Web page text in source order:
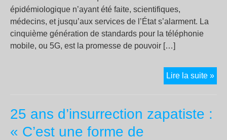
épidémiologique n’ayant été faite, scientifiques,
médecins, et jusqu’aux services de l’État s’alarment. La
cinquième génération de standards pour la téléphonie
mobile, ou 5G, est la promesse de pouvoir […]
Lire la suite »
la
25 ans d’insurrection zapatiste :
« C’est une forme de